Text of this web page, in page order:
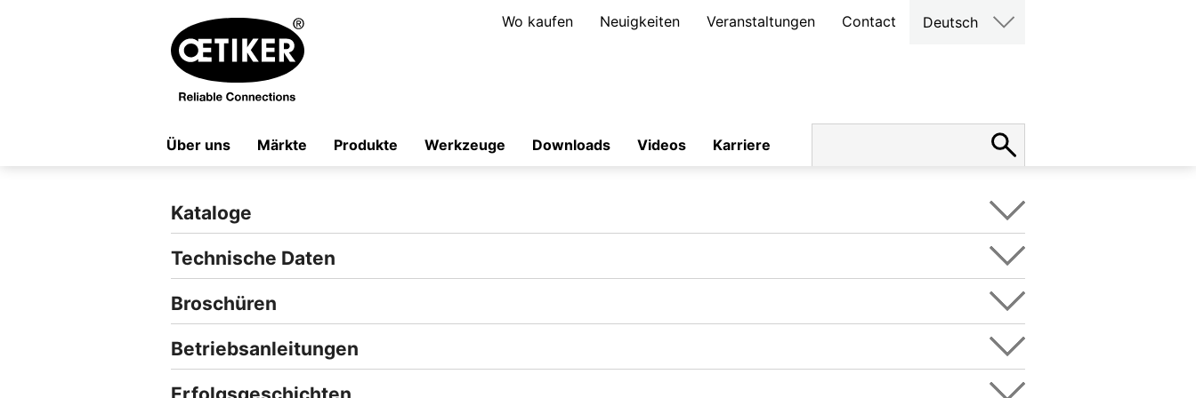
Wo kaufen Neuigkeiten Veranstaltungen Contact Deutsch
Über uns Märkte Produkte Werkzeuge Downloads Videos Karriere
Kataloge
Technische Daten
Broschüren
Betriebsanleitungen